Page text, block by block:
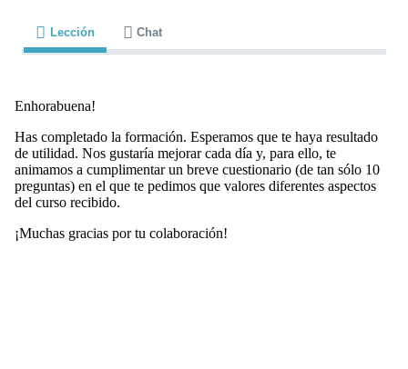
Lección Chat
Enhorabuena!
Has completado la formación. Esperamos que te haya resultado
de utilidad. Nos gustaría mejorar cada día y, para ello, te
animamos a cumplimentar un breve cuestionario (de tan sólo 10
preguntas) en el que te pedimos que valores diferentes aspectos
del curso recibido.
¡Muchas gracias por tu colaboración!